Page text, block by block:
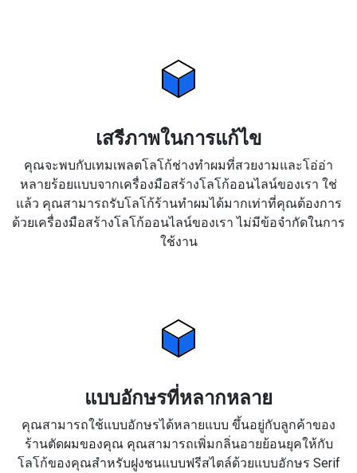
เสรีภาพในการแก้ไข
คุณจะพบกับเทมเพลตโลโก้ช่างทำผมที่สวยงามและโอ่อ่า
หลายร้อยแบบจากเครื่องมือสร้างโลโก้ออนไลน์ของเรา ใช่
แล้ว คุณสามารถรับโลโก้ร้านทำผมได้มากเท่าที่คุณต้องการ
ด้วยเครื่องมือสร้างโลโก้ออนไลน์ของเรา ไม่มีข้อจำกัดในการ
ใช้งาน
แบบอักษรที่หลากหลาย
คุณสามารถใช้แบบอักษรได้หลายแบบ ขึ้นอยู่กับลูกค้าของ
ร้านตัดผมของคุณ คุณสามารถเพิ่มกลิ่นอายย้อนยุคให้กับ
โลโก้ของคุณสำหรับฝูงชนแบบฟรีสไตล์ด้วยแบบอักษร Serif